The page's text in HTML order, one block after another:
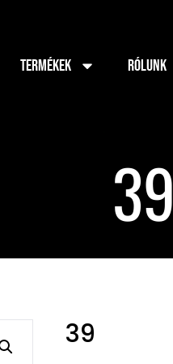
TERMÉKEK RÓLUNK
39
39